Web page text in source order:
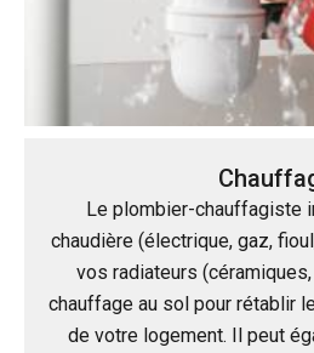
Le plombier-chauffagiste
chaudière (électrique, gaz,
vos radiateurs
chauffage au sol pour rétablir
de votre logement. Il peut